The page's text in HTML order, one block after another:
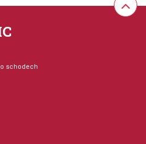
partitura / klavír, sborová
schodech